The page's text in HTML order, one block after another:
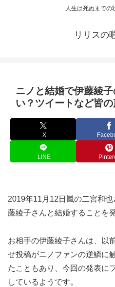
人生は死ぬまでの
リリスの
ニノと結婚で伊藤綾
い？ツイートなど皆
X
LINE
2019年11月12日嵐の二宮和
藤綾子さんと結婚することを
お相手の伊藤綾子さんは、以
せ投稿がニノファンの逆鱗に
たこともあり、今回の発表に
しているようです。